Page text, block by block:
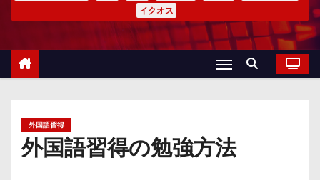
イクオス
外国語習得
外国語習得の勉強方法